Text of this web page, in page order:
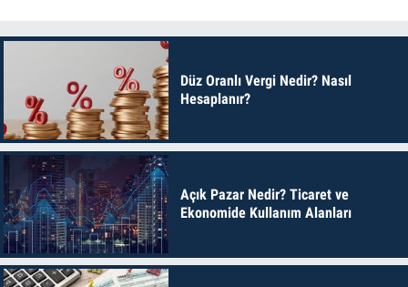
Düz Oranlı Vergi Nedir? Nasıl
Hesaplanır?
Açık Pazar Nedir? Ticaret ve
Ekonomide Kullanım Alanları